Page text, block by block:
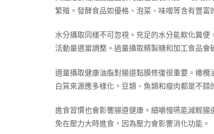
繁殖。發酵食品如優格、泡菜、味噌等含有豐富
水分攝取同樣不可忽視。充足的水分能軟化糞
活動量適當調整。過量攝取精製糖和加工食品
適量攝取健康油脂對腸道黏膜修復很重要。橄
白質來源應多樣化，豆類、魚類和瘦肉都是不錯
進食習慣也會影響腸道健康。細嚼慢嚥能減輕
免在壓力大時進食，因為壓力會影響消化功能。